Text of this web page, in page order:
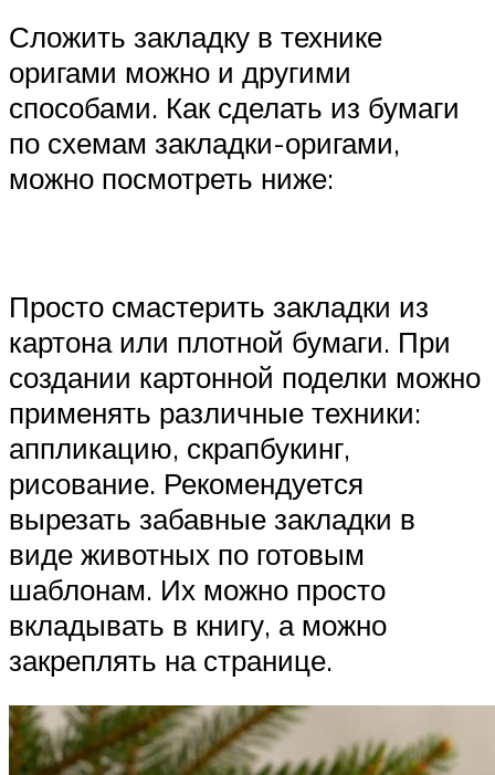
Сложить закладку в технике
оригами можно и другими
способами. Как сделать из бумаги
по схемам закладки-оригами,
можно посмотреть ниже:
Просто смастерить закладки из
картона или плотной бумаги. При
создании картонной поделки можно
применять различные техники:
аппликацию, скрапбукинг,
рисование. Рекомендуется
вырезать забавные закладки в
виде животных по готовым
шаблонам. Их можно просто
вкладывать в книгу, а можно
закреплять на странице.